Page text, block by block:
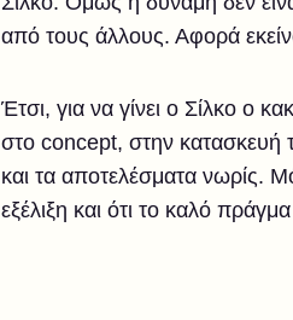
από τους άλλους. Αφορά
Έτσι, για να γίνει ο Σίλκο ο
στο concept, στην κατασκευή
και τα αποτελέσματα νωρίς.
εξέλιξη και ότι το καλό πράγμα